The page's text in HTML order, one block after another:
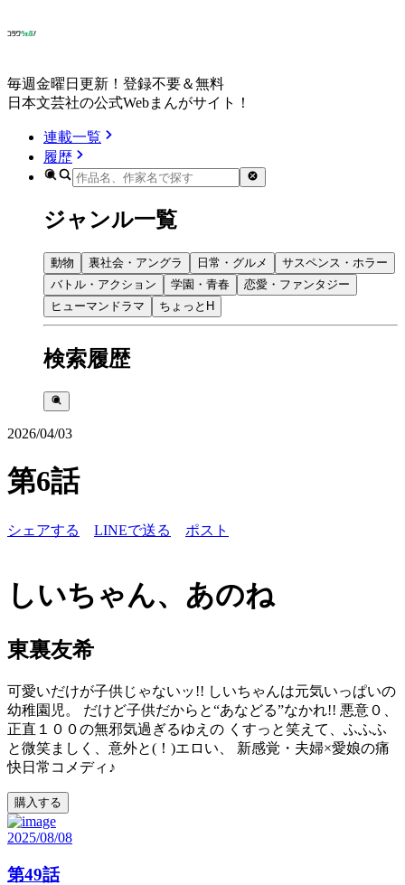
毎週金曜日更新！登録不要＆無料
日本文芸社の公式Webまんがサイト！
連載一覧
履歴
ジャンル一覧
動物 裏社会・アングラ 日常・グルメ
サスペンス・ホラー
バトル・アクション
学園・青春
恋愛・ファンタジー
ヒューマンドラマ
ちょっとH
検索履歴
2026/04/03
第6話
シェアする LINEで送る ポスト
しいちゃん、あのね
東裏友希
可愛いだけが子供じゃないッ!! しいちゃんは元気いっぱいの
幼稚園児。 だけど子供だからと“あなどる”なかれ!! 悪意０、
正直１００の無邪気過ぎるゆえの くすっと笑えて、ふふふ
と微笑ましく、意外と(！)エロい、 新感覚・夫婦×愛娘の痛
快日常コメディ♪
購入する
2025/08/08
第49話